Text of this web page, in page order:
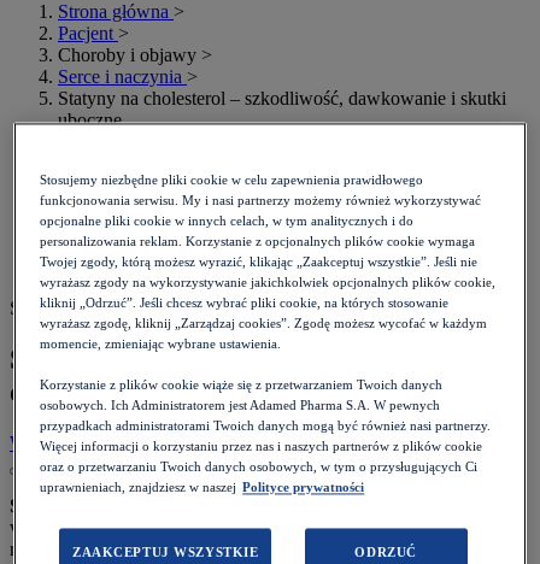
Strona główna >
Pacjent >
Choroby i objawy >
Serce i naczynia >
Statyny na cholesterol – szkodliwość, dawkowanie i skutki
uboczne
Szacowany czas czytania: 8 minut
Statyny na cholesterol – szkodliwość,
dawkowanie i skutki uboczne
Wróć do listy Data:20.09.2023
Statyna na cholesterol
występowaniu niektórych czynników ryzyka. To leki stosowane
rutynowo, bezpieczne i wykazujące stosunkowo niewiele
Stosujemy niezbędne pliki cookie w celu zapewnienia prawidłowego
funkcjonowania serwisu. My i nasi partnerzy możemy również wykorzystywać
opcjonalne pliki cookie w innych celach, w tym analitycznych i do
personalizowania reklam. Korzystanie z opcjonalnych plików cookie wymaga
Twojej zgody, którą możesz wyrazić, klikając „Zaakceptuj wszystkie”. Jeśli nie
wyrażasz zgody na wykorzystywanie jakichkolwiek opcjonalnych plików cookie,
kliknij „Odrzuć”. Jeśli chcesz wybrać pliki cookie, na których stosowanie
wyrażasz zgodę, kliknij „Zarządzaj cookies”. Zgodę możesz wycofać w każdym
momencie, zmieniając wybrane ustawienia.
Korzystanie z plików cookie wiąże się z przetwarzaniem Twoich danych
osobowych. Ich Administratorem jest Adamed Pharma S.A. W pewnych
przypadkach administratorami Twoich danych mogą być również nasi partnerzy.
Więcej informacji o korzystaniu przez nas i naszych partnerów z plików cookie
oraz o przetwarzaniu Twoich danych osobowych, w tym o przysługujących Ci
uprawnieniach, znajdziesz w naszej Polityce prywatności
ZAAKCEPTUJ WSZYSTKIE ODRZUĆ